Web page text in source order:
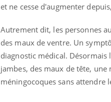
et ne cesse d'augmenter
Autrement dit, les personnes
des maux de ventre. Un
diagnostic médical. Désormais
jambes, des maux de tête,
méningocoques sans attendre